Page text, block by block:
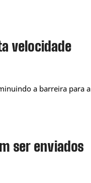
velocidade
a barreira para a
ser enviados